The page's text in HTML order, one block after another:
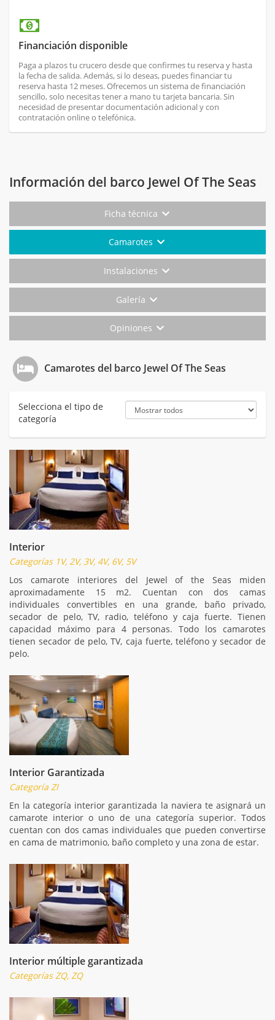
Financiación disponible
Paga a plazos tu crucero desde que confirmes tu reserva y hasta
la fecha de salida. Además, si lo deseas, puedes financiar tu
reserva hasta 12 meses. Ofrecemos un sistema de financiación
sencillo, solo necesitas tener a mano tu tarjeta bancaria. Sin
necesidad de presentar documentación adicional y con
contratación online o telefónica.
Información del barco Jewel Of The Seas
Ficha técnica
Camarotes
Instalaciones
Galería
Opiniones
Camarotes del barco Jewel Of The Seas
Selecciona el tipo de
categoría
Interior
Categorías 1V, 2V, 3V, 4V, 6V, 5V
Los camarote interiores del Jewel of the Seas miden
aproximadamente 15 m2. Cuentan con dos camas
individuales convertibles en una grande, baño privado,
secador de pelo, TV, radio, teléfono y caja fuerte. Tienen
capacidad máximo para 4 personas. Todo los camarotes
tienen secador de pelo, TV, caja fuerte, teléfono y secador de
pelo.
Interior Garantizada
Categoría ZI
En la categoría interior garantizada la naviera te asignará un
camarote interior o uno de una categoría superior. Todos
cuentan con dos camas individuales que pueden convertirse
en cama de matrimonio, baño completo y una zona de estar.
Interior múltiple garantizada
Categorías ZQ, ZQ